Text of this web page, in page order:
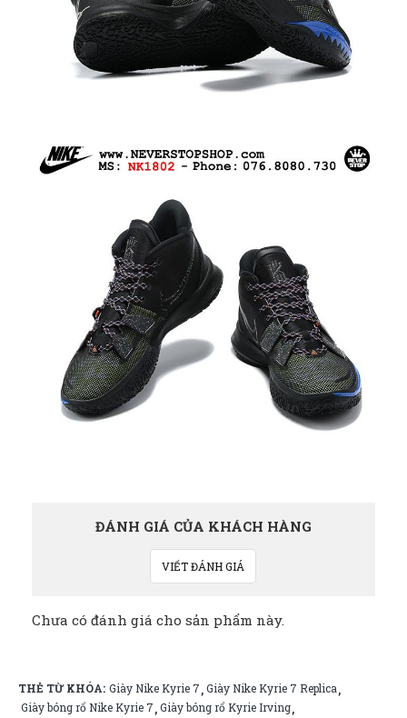
ĐÁNH GIÁ CỦA KHÁCH HÀNG
VIẾT ĐÁNH GIÁ
Chưa có đánh giá cho sản phẩm này.
THẺ TỪ KHÓA: Giày Nike Kyrie 7,Giày Nike Kyrie 7 Replica,
Giày bóng rổ Nike Kyrie 7,Giày bóng rổ Kyrie Irving,